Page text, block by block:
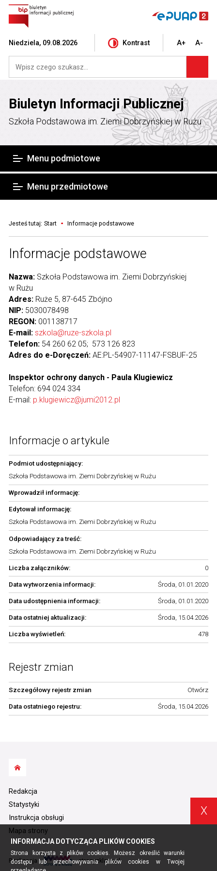
Niedziela, 09.08.2026 Kontrast A+ A-
Biuletyn Informacji Publicznej
Szkoła Podstawowa im. Ziemi Dobrzyńskiej w Rużu
Menu podmiotowe
Menu przedmiotowe
Jesteś tutaj: Start Informacje podstawowe
Informacje podstawowe
Nazwa:Szkoła Podstawowa im. Ziemi Dobrzyńskiej
w Rużu
Adres:Ruże 5, 87-645 Zbójno
NIP:5030078498
REGON: 001138717
E-mail: szkola@ruze-szkola.pl
Telefon: 54 260 62 05; 573 126 823
Adres do e-Doręczeń:AE:PL-54907-11147-FSBUF-25
Inspektor ochrony danych - Paula Klugiewicz
Telefon: 694 024 334
E-mail: p.klugiewicz@jumi2012.pl
Informacje o artykule
Podmiot udostępniający:
Szkoła Podstawowa im. Ziemi Dobrzyńskiej w Rużu
Wprowadził informację:
Edytował informację:
Szkoła Podstawowa im. Ziemi Dobrzyńskiej w Rużu
Odpowiadający za treść:
Szkoła Podstawowa im. Ziemi Dobrzyńskiej w Rużu
Liczba załączników: 0
Data wytworzenia informacji: Środa, 01.01.2020
Data udostępnienia informacji: Środa, 01.01.2020
Data ostatniej aktualizacji: Środa, 15.04.2026
Liczba wyświetleń: 478
Rejestr zmian
Szczegółowy rejestr zmian Otwórz
Data ostatniego rejestru: Środa, 15.04.2026
Redakcja
Statystyki
Instrukcja obsługi
Mapa strony
Realizacja stronyzklasa.pl
X
INFORMACJA DOTYCZĄCA PLIKÓW COOKIES
Strona korzysta z plików cookies. Możesz określić warunki
dostępu lub przechowywania plików cookies w Twojej